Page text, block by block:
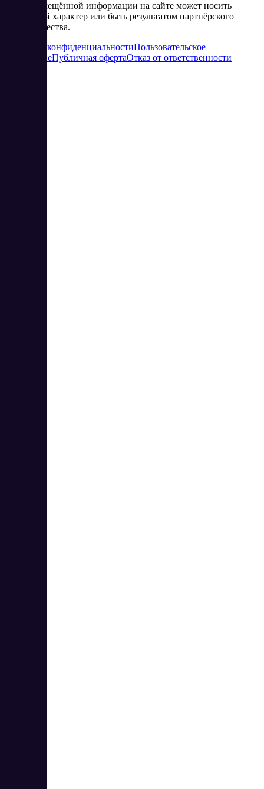
Часть размещённой информации на сайте может носить
рекламный характер или быть результатом партнёрского
сотрудничества.
Политика конфиденциальностиПользовательское
соглашениеПубличная офертаОтказ от ответственности